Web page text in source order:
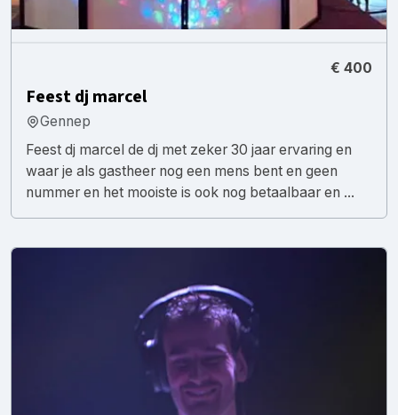
€ 400
Feest dj marcel
Gennep
Feest dj marcel de dj met zeker 30 jaar ervaring en
waar je als gastheer nog een mens bent en geen
nummer en het mooiste is ook nog betaalbaar en ...